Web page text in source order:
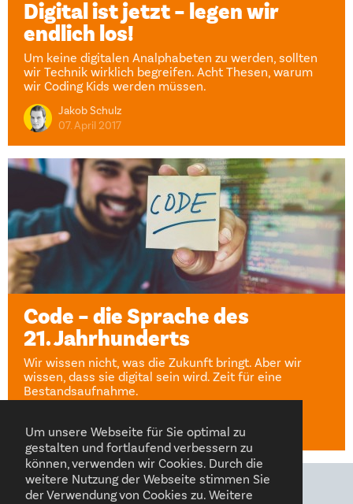
Um unsere Webseite für Sie optimal zu
gestalten und fortlaufend verbessern zu
können, verwenden wir Cookies. Durch die
weitere Nutzung der Webseite stimmen Sie
der Verwendung von Cookies zu. Weitere
Digital ist jetzt – legen wir
endlich los!
Um keine digitalen Analphabeten zu werden, sollten
wir Technik wirklich begreifen. Acht Thesen, warum
wir Coding Kids werden müssen.
Jakob Schulz
07. April 2017
Code – die Sprache des
21. Jahrhunderts
Wir wissen nicht, was die Zukunft bringt. Aber wir
wissen, dass sie digital sein wird. Zeit für eine
Bestandsaufnahme.
12. Mai 2023
FOLGEN SIE UNS AUF